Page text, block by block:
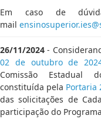
Em caso de
mail
26/11/2024 -
02 de outubro de
Comissão Estadual
constituída pela Portaria
das solicitações de
participação do